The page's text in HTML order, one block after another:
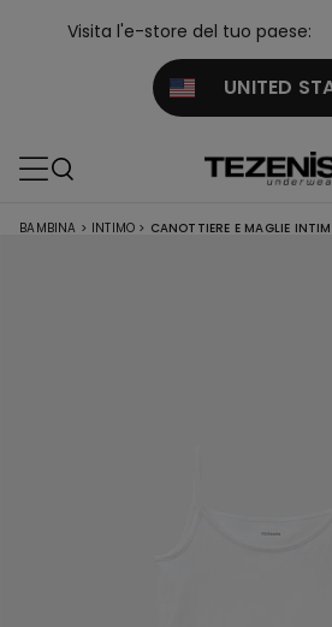
Visita l'e-store del tuo paese:
UNITED
BAMBINA > INTIMO > CANOTTIERE E MAGLIE